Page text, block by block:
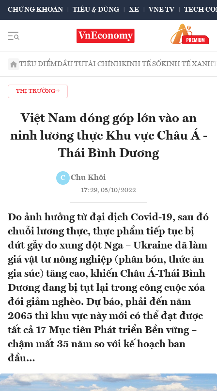
CHỨNG KHOÁN TIÊU & DÙNG XE VNE TV TECH
TIÊU ĐIỂMĐẦU TƯTÀI CHÍNHKINH TẾ SỐKINH TẾ XANH
THỊ TRƯỜNG
Việt Nam đóng góp lớn vào an
ninh lương thực Khu vực Châu Á -
Thái Bình Dương
C Chu Khôi
17:29, 05/10/2022
Do ảnh hưởng từ đại dịch Covid-19, sau đó
chuỗi lương thực, thực phẩm tiếp tục bị
đứt gẫy do xung đột Nga – Ukraine đã làm
giá vật tư nông nghiệp (phân bón, thức ăn
gia súc) tăng cao, khiến Châu Á-Thái Bình
Dương đang bị tụt lại trong công cuộc xóa
đói giảm nghèo. Dự báo, phải đến năm
2065 thì khu vực này mới có thể đạt được
tất cả 17 Mục tiêu Phát triển Bền vững –
chậm mất 35 năm so với kế hoạch ban
đầu…